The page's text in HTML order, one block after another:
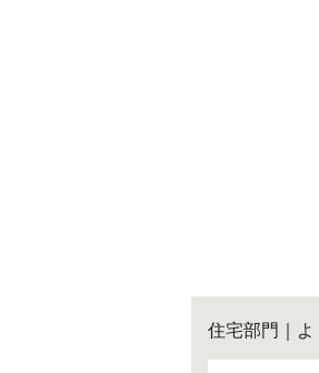
住宅部門｜よ